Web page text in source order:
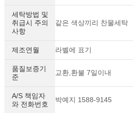
세탁방법 및
취급시 주의
사항
같은 색상끼리 찬물세탁
제조연월 라벨에 표기
품질보증기
준
교환,환불 7일이내
A/S 책임자
와 전화번호
박예지 1588-9145